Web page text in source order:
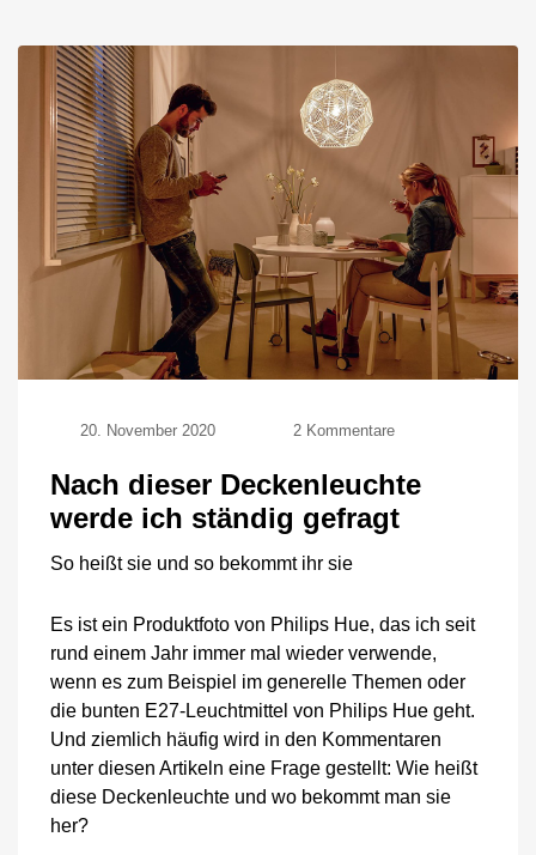
20. November 2020 2 Kommentarezu
dieser
Deckenleuchte
werde
Nach dieser Deckenleuchte
werde ich ständig gefragt
So heißt sie und so bekommt ihr sie
Es ist ein Produktfoto von Philips Hue, das ich seit
rund einem Jahr immer mal wieder verwende,
wenn es zum Beispiel im generelle Themen oder
die bunten E27-Leuchtmittel von Philips Hue geht.
Und ziemlich häufig wird in den Kommentaren
unter diesen Artikeln eine Frage gestellt: Wie heißt
diese Deckenleuchte und wo bekommt man sie
her?